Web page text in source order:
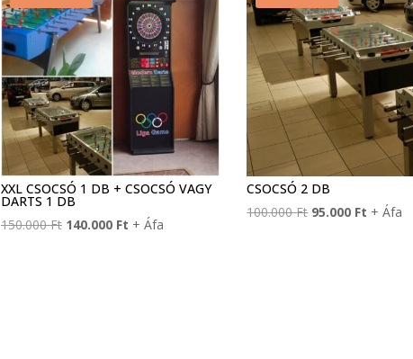
XXL CSOCSÓ 1 DB + CSOCSÓ VAGY
DARTS 1 DB
150.000Ft Original
140.000 FtCurrent
+ Áfa
CSOCSÓ 2 DB
100.000Ft Original
95.000 Ft Current
+ Áfa